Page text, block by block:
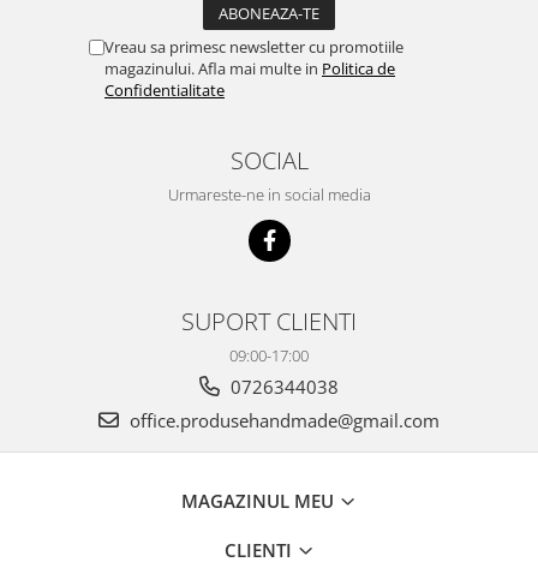
Vreau sa primesc newsletter cu promotiile
magazinului. Afla mai multe in Politica de
Confidentialitate
SOCIAL
Urmareste-ne in social media
SUPORT CLIENTI
09:00-17:00
0726344038
office.produsehandmade@gmail.com
MAGAZINUL MEU
CLIENTI